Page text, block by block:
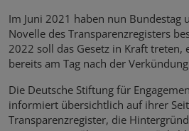
Im Juni 2021 haben nun Bundestag
Novelle des Transparenzregisters
2022 soll das Gesetz in Kraft treten,
bereits am Tag nach der
Die Deutsche Stiftung für
informiert übersichtlich auf ihrer
Transparenzregister, die